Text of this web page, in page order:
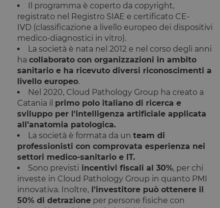
Il programma è coperto da copyright,
registrato nel Registro SIAE e certificato CE-
IVD (classificazione a livello europeo dei dispositivi
medico-diagnostici in vitro).
La società è nata nel 2012 e nel corso degli anni
ha collaborato con organizzazioni in ambito
sanitario e ha ricevuto diversi riconoscimenti a
livello europeo.
Nel 2020, Cloud Pathology Group ha creato a
Catania il primo polo italiano di ricerca e
sviluppo per l'intelligenza artificiale applicata
all’anatomia patologica.
La società è formata da un team di
professionisti con comprovata esperienza nei
settori medico-sanitario e IT.
Sono previsti incentivi fiscali al 30%, per chi
investe in Cloud Pathology Group in quanto PMI
innovativa. Inoltre, l'investitore può ottenere il
50% di detrazione per persone fisiche con